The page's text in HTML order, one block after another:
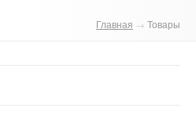
Главная → Товары